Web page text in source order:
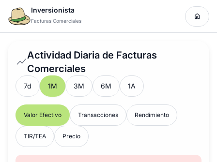
Inversionista
Facturas Comerciales home
show_chartActividad Diaria de Facturas
Comerciales
7d 1M 3M 6M 1A
Valor Efectivo Transacciones Rendimiento
TIR/TEA Precio